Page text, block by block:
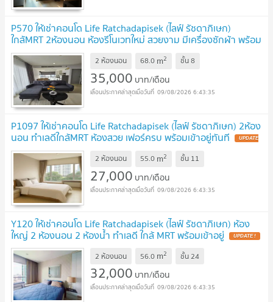
P570 ให้เช่าคอนโด Life Ratchadapisek (ไลฟ์ รัชดาภิเษก)
ใกล้MRT 2ห้องนอน ห้องรีโนเวทใหม่ สวยงาม มีเครื่องซักผ้า พร้อม
อยู่ UPDATE !
2 ห้องนอน 68.0 m2 ชั้น8
35,000 บาท/เดือน
09/08/2026 6:43:35
P1097 ให้เช่าคอนโด Life Ratchadapisek (ไลฟ์ รัชดาภิเษก) 2ห้อง
นอน ทำเลดีใกล้MRT ห้องสวย เฟอร์ครบ พร้อมเข้าอยู่ทันที UPDATE
!
2 ห้องนอน 55.0 m2 ชั้น 11
27,000 บาท/เดือน
09/08/2026 6:43:35
Y120 ให้เช่าคอนโด Life Ratchadapisek (ไลฟ์ รัชดาภิเษก) ห้อง
ใหญ่ 2 ห้องนอน 2 ห้องน้ำ ทำเลดี ใกล้ MRT พร้อมเข้าอยู่ UPDATE !
2 ห้องนอน 56.0 m2 ชั้น24
32,000 บาท/เดือน
09/08/2026 6:43:35